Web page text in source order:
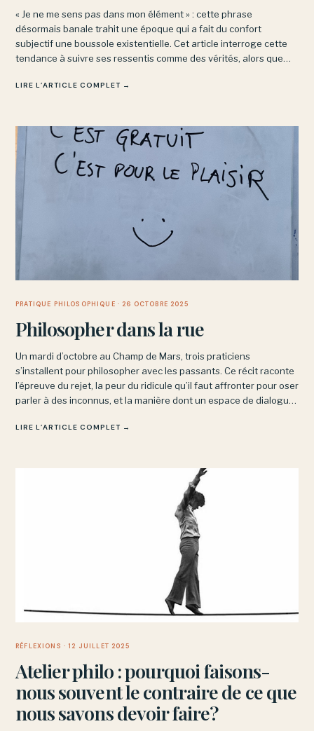
« Je ne me sens pas dans mon élément » : cette phrase
désormais banale trahit une époque qui a fait du confort
subjectif une boussole existentielle. Cet article interroge cette
tendance à suivre ses ressentis comme des vérités, alors que
LIRE L’ARTICLE COMPLET →
PRATIQUE PHILOSOPHIQUE · 26 OCTOBRE 2025
Philosopher dans la rue
Un mardi d’octobre au Champ de Mars, trois praticiens
s’installent pour philosopher avec les passants. Ce récit raconte
l’épreuve du rejet, la peur du ridicule qu’il faut affronter pour oser
parler à des inconnus, et la manière dont un espace de dialogue
LIRE L’ARTICLE COMPLET →
RÉFLEXIONS · 12 JUILLET 2025
Atelier philo : pourquoi faisons-
nous souvent le contraire de ce que
nous savons devoir faire?